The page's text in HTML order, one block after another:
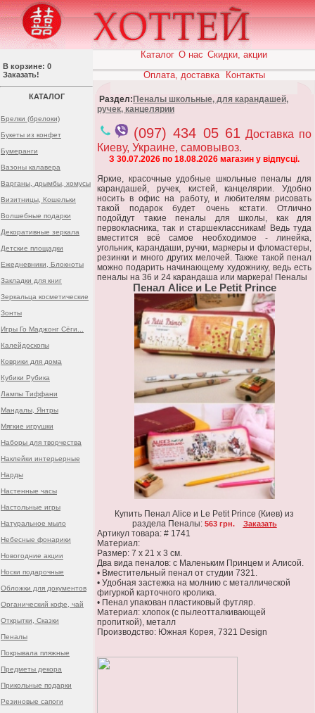
В корзине: 0
Заказать!
КАТАЛОГ
Брелки (брелоки)
Букеты из конфет
Бумеранги
Вазоны калавера
Варганы, дрымбы, хомусы
Визитницы, Кошельки
Волшебные подарки
Декоративные зеркала
Детские площадки
Ежедневники, Блокноты
Закладки для книг
Зеркальца косметические
Зонты
Игры Го Маджонг Сёги...
Калейдоскопы
Коврики для дома
Кубики Рубика
Лампы Тиффани
Мандалы, Янтры
Мягкие игрушки
Наборы для творчества
Наклейки интерьерные
Нарды
Настенные часы
Настольные игры
Натуральное мыло
Небесные фонарики
Новогодние акции
Носки подарочные
Обложки для документов
Органический кофе, чай
Открытки, Сказки
Пеналы
Покрывала пляжные
Предметы декора
Прикольные подарки
Резиновые сапоги
Каталог О нас Скидки, акции
Оплата, доставка
Контакты
Раздел: Пеналы школьные, для карандашей,
ручек, канцелярии
(097) 434 05 61 Доставка по
Киеву, Украине, самовывоз.
З 30.07.2026 по 18.08.2026 магазин у відпусці.
Яркие, красочные удобные школьные пеналы для
карандашей, ручек, кистей, канцелярии. Удобно
носить в офис на работу, и любителям рисовать
такой подарок будет очень кстати. Отлично
подойдут такие пеналы для школы, как для
первокласника, так и старшеклассникам! Ведь туда
вместится всё самое необходимое - линейка,
угольник, карандаши, ручки, маркеры и фломастеры,
резинки и много других мелочей. Также такой пенал
можно подарить начинающему художнику, ведь есть
пеналы на 36 и 24 карандаша или маркера! Пеналы
Пенал Alice и Le Petit Prince
Купить Пенал Alice и Le Petit Prince (Киев) из
раздела Пеналы: 563 грн. Заказать
Артикул товара: # 1741
Материал:
Размер: 7 х 21 х 3 см.
Два вида пеналов: с Маленьким Принцем и Алисой.
• Вместительный пенал от студии 7321.
• Удобная застежка на молнию с металлической
фигуркой карточного кролика.
• Пенал упакован пластиковый футляр.
Материал: хлопок (с пылеотталкивающей
пропиткой), металл
Производство: Южная Корея, 7321 Design